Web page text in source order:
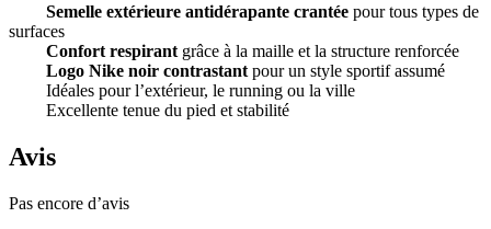
Semelle extérieure antidérapante crantée pour tous types de
surfaces
Confort respirant grâce à la maille et la structure renforcée
Logo Nike noir contrastant pour un style sportif assumé
Idéales pour l’extérieur, le running ou la ville
Excellente tenue du pied et stabilité
Avis
Pas encore d’avis